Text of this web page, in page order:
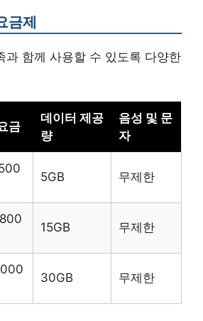
금제
과 함께 사용할 수 있도록 다양한
금
데이터 제공
량
음성 및 문
자
5GB 무제한
15GB 무제한
30GB 무제한